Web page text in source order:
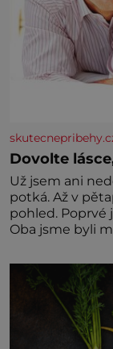
Dovolte
Už jsem ani
potká. Až v
pohled. Poprvé
Oba jsme byli
zaopatřený
nesvědčilo,